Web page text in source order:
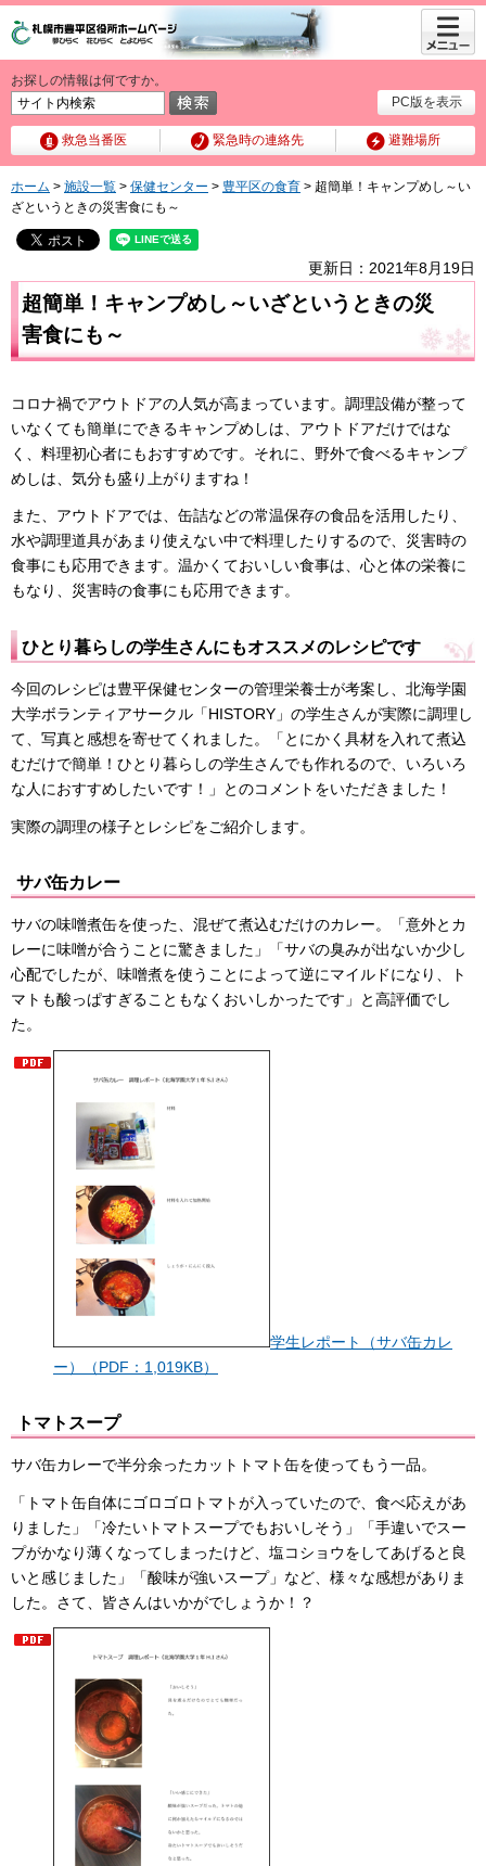
PC版を表示
お探しの情報は何ですか。
救急当番医 緊急時の連絡先 避難場所
メニュ
ー
ホーム > 施設一覧 > 保健センター > 豊平区の食育 > 超簡単！キャンプめし～い
ざというときの災害食にも～
更新日：2021年8月19日
超簡単！キャンプめし～いざというときの災
害食にも～
コロナ禍でアウトドアの人気が高まっています。調理設備が整って
いなくても簡単にできるキャンプめしは、アウトドアだけではな
く、料理初心者にもおすすめです。それに、野外で食べるキャンプ
めしは、気分も盛り上がりますね！
また、アウトドアでは、缶詰などの常温保存の食品を活用したり、
水や調理道具があまり使えない中で料理したりするので、災害時の
食事にも応用できます。温かくておいしい食事は、心と体の栄養に
もなり、災害時の食事にも応用できます。
ひとり暮らしの学生さんにもオススメのレシピです
今回のレシピは豊平保健センターの管理栄養士が考案し、北海学園
大学ボランティアサークル「HISTORY」の学生さんが実際に調理し
て、写真と感想を寄せてくれました。「とにかく具材を入れて煮込
むだけで簡単！ひとり暮らしの学生さんでも作れるので、いろいろ
な人におすすめしたいです！」とのコメントをいただきました！
実際の調理の様子とレシピをご紹介します。
サバ缶カレー
サバの味噌煮缶を使った、混ぜて煮込むだけのカレー。「意外とカ
レーに味噌が合うことに驚きました」「サバの臭みが出ないか少し
心配でしたが、味噌煮を使うことによって逆にマイルドになり、ト
マトも酸っぱすぎることもなくおいしかったです」と高評価でし
た。
学生レポート（サバ缶カレ
ー）（PDF：1,019KB）
トマトスープ
サバ缶カレーで半分余ったカットトマト缶を使ってもう一品。
「トマト缶自体にゴロゴロトマトが入っていたので、食べ応えがあ
りました」「冷たいトマトスープでもおいしそう」「手違いでスー
プがかなり薄くなってしまったけど、塩コショウをしてあげると良
いと感じました」「酸味が強いスープ」など、様々な感想がありま
した。さて、皆さんはいかがでしょうか！？